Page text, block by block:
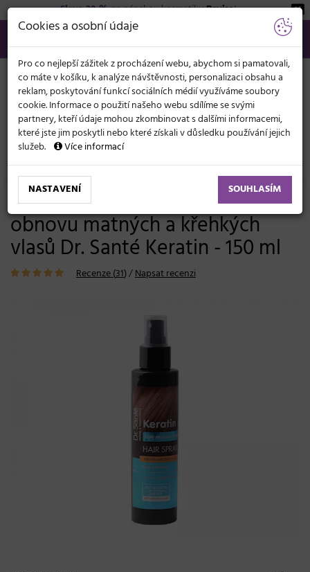
Sleva 20 %na pánskou kosmetikuBeviro!
566 440 099
info@svetkadernictvi.cz
Po−pá: 8−17
Vše o nákupu Kč
KATEGORIE
MENU
Vlasová kosmetika Sérum, mléka, spreje Lámavé vlasy
Bezoplachový kondicionér pro
obnovu matných a křehkých
vlasů Dr. Santé Keratin - 150 ml
Recenze (31)/Napsat recenzi
Cookies a osobní údaje
Pro co nejlepší zážitek z procházení webu, abychom si pamatovali,
co máte v košíku, k analýze návštěvnosti, personalizaci obsahu a
reklam, poskytování funkcí sociálních médií využíváme soubory
cookie. Informace o použití našeho webu sdílíme se svými
partnery, kteří údaje mohou zkombinovat s dalšími informacemi,
které jste jim poskytli nebo které získali v důsledku používání jejich
služeb.
Více informací
NASTAVENÍ SOUHLASÍM